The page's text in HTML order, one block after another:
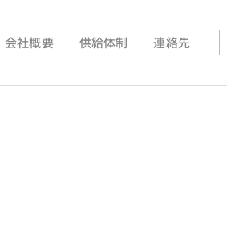
会社概要 供給体制 連絡先